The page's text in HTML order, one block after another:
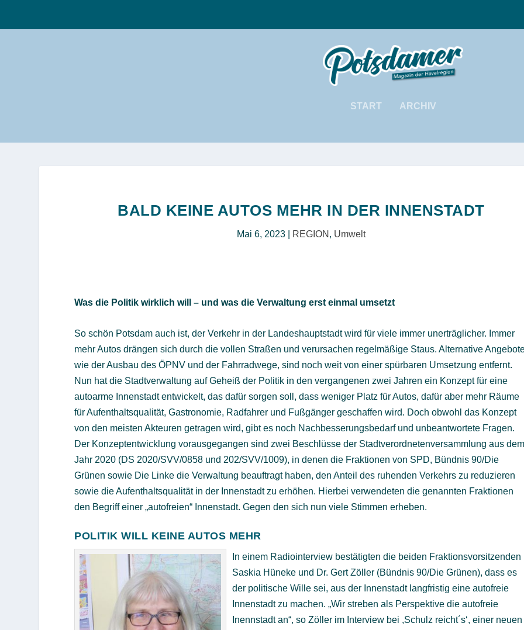
START ARCHIV
BALD KEINE AUTOS MEHR IN DER INNENSTADT
Mai 6, 2023| REGION , Umwelt
Was die Politik wirklich will – und was die Verwaltung erst einmal umsetzt
So schön Potsdam auch ist, der Verkehr in der Landeshauptstadt wird für viele immer unerträglicher. Immer
mehr Autos drängen sich durch die vollen Straßen und verursachen regelmäßige Staus. Alternative
wie der Ausbau des ÖPNV und der Fahrradwege, sind noch weit von einer spürbaren Umsetzung entfernt.
Nun hat die Stadtverwaltung auf Geheiß der Politik in den vergangenen zwei Jahren ein Konzept für eine
autoarme Innenstadt entwickelt, das dafür sorgen soll, dass weniger Platz für Autos, dafür aber mehr Räume
für Aufenthaltsqualität, Gastronomie, Radfahrer und Fußgänger geschaffen wird. Doch obwohl das Konzept
von den meisten Akteuren getragen wird, gibt es noch Nachbesserungsbedarf und unbeantwortete Fragen.
Der Konzeptentwicklung vorausgegangen sind zwei Beschlüsse der Stadtverordnetenversammlung aus
Jahr 2020 (DS 2020/SVV/0858 und 202/SVV/1009), in denen die Fraktionen von SPD, Bündnis 90/Die
Grünen sowie Die Linke die Verwaltung beauftragt haben, den Anteil des ruhenden Verkehrs zu reduzieren
sowie die Aufenthaltsqualität in der Innenstadt zu erhöhen. Hierbei verwendeten die genannten Fraktionen
den Begriff einer „autofreien“ Innenstadt. Gegen den sich nun viele Stimmen erheben.
POLITIK WILL KEINE AUTOS MEHR
In einem Radiointerview bestätigten die beiden Fraktionsvorsitzenden
Saskia Hüneke und Dr. Gert Zöller (Bündnis 90/Die Grünen), dass es
der politische Wille sei, aus der Innenstadt langfristig eine autofreie
Innenstadt zu machen. „Wir streben als Perspektive die autofreie
Inennstadt an“, so Zöller im Interview bei ,Schulz reicht´s‘, einer neuen